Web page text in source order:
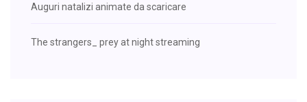
Auguri natalizi animate da scaricare
The strangers_ prey at night streaming